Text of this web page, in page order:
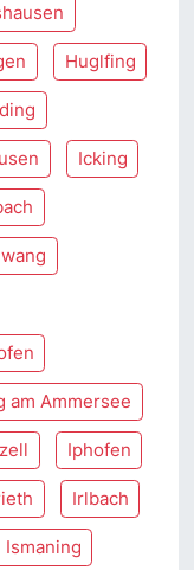
Huglfing
Icking
am Ammersee
Iphofen
Irlbach
Ismaning